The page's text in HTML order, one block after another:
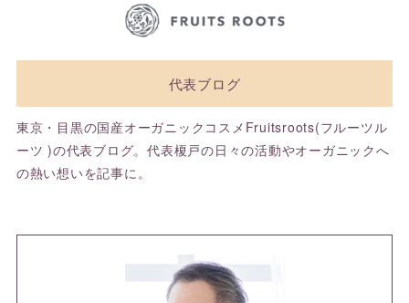
代表ブログ
東京・目黒の国産オーガニックコスメFruitsroots(フルーツル
ーツ )の代表ブログ。代表榎戸の日々の活動やオーガニックへ
の熱い想いを記事に。